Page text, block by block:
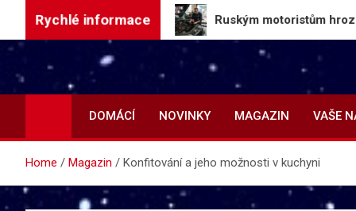
content
Rychlé informace
letní dny Ruským motoristům hrozí
DOMÁCÍ
NOVINKY MAGAZIN VAŠE
Home Magazin Konfitování a jeho možnosti v kuchyni